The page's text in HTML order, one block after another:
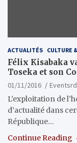
ACTUALITÉS CULTURE
Félix Kisabaka
Toseka et son
01/11/2016
L’exploitation de
d’actualité dans
République…
Continue Reading